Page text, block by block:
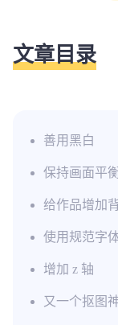
文章目录
善用黑白
保持画面平
给作品增加
使用规范字
增加 z 轴
又一个抠图